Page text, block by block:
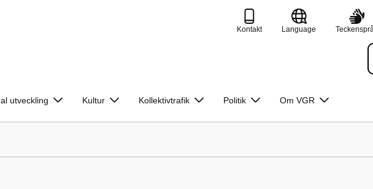
Kontakt Language
utveckling Kultur Kollektivtrafik Politik Om VGR